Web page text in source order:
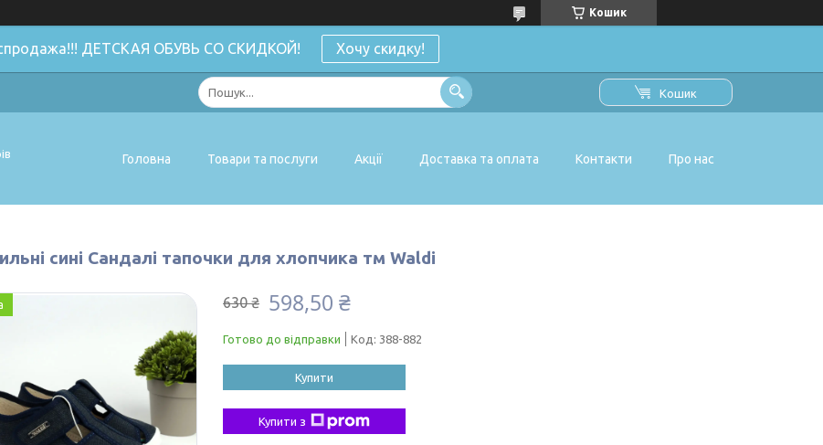
Кошик
ДЕТСКАЯ ОБУВЬ СО СКИДКОЙ! Хочу скидку!
Кошик
Головна Товари та послуги Акції Доставка та оплата Контакти Про нас
сині Сандалі тапочки для хлопчика тм Waldi
630 ₴ 598,50 ₴
Готово до відправки Код: 388-882
Купити
Купити з